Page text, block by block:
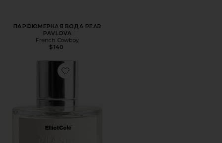
ПАРФЮМЕРНАЯ ВОДА PEAR
PAVLOVA
French Cowboy
$140
Favorite ПАРФУМ PHASES